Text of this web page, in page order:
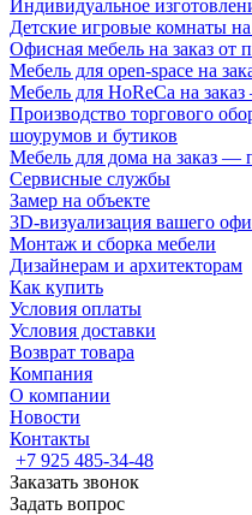
Индивидуальное
Детские игровые комнаты на
Офисная мебель на заказ от
Мебель для open-space на
Мебель для HoReCa на
Производство торгового
шоурумов и бутиков
Мебель для дома на заказ —
Сервисные службы
Замер на объекте
3D-визуализация вашего
Монтаж и сборка мебели
Дизайнерам и архитекторам
Как купить
Условия оплаты
Условия доставки
Возврат товара
Компания
О компании
Новости
Контакты
+7 925 485-34-48
Заказать звонок
Задать вопрос